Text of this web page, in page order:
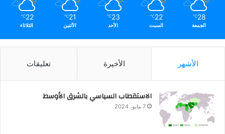
28
℃
الجمعة
22
℃
السبت
23
℃
الأحد
21
℃
الأثنين
22
℃
الثلاثاء
الأشهر الأخيرة تعليقات
الاستقطاب السياسي بالشرق الأوسط
7 مايو، 2024